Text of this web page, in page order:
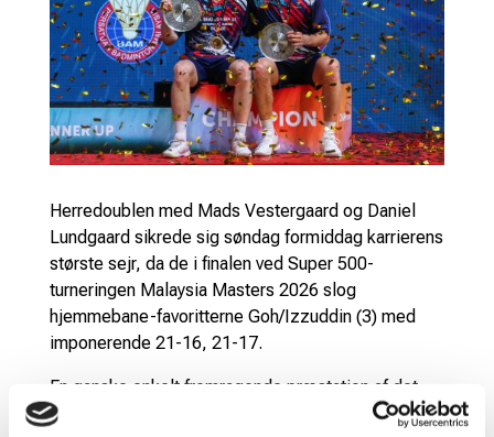
Herredoublen med Mads Vestergaard og Daniel
Lundgaard sikrede sig søndag formiddag karrierens
største sejr, da de i finalen ved Super 500-
turneringen Malaysia Masters 2026 slog
hjemmebane-favoritterne Goh/Izzuddin (3) med
imponerende 21-16, 21-17.
En ganske enkelt fremragende præstation af det
sjetteseedede danske par, der ikke kun havde